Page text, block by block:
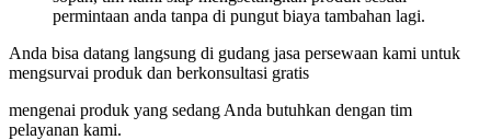
permintaan anda tanpa di pungut biaya tambahan lagi.
Anda bisa datang langsung di gudang jasa persewaan kami untuk
mengsurvai produk dan berkonsultasi gratis
mengenai produk yang sedang Anda butuhkan dengan tim
pelayanan kami.